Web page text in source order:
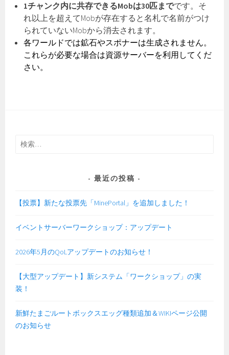
1チャンク内に共存できるMobは30匹までです。そ
れ以上を超えてMobが存在すると名札で名前がつけ
られていないMobから消去されます。
各ワールドでは鉱石やスポナーは生成されません。
これらが必要な場合は資源サーバーを利用してくだ
さい。
検
最近の投稿
【投票】新たな投票先「MinePortal」を追加しました！
イベントサーバーワークショップ：アップデート
2026年5月のQoLアップデートのお知らせ！
【大型アップデート】新システム「ワークショップ」の実
装！
新鮮たまごルートボックスエッグ種類追加＆WIKIページ公開
のお知らせ